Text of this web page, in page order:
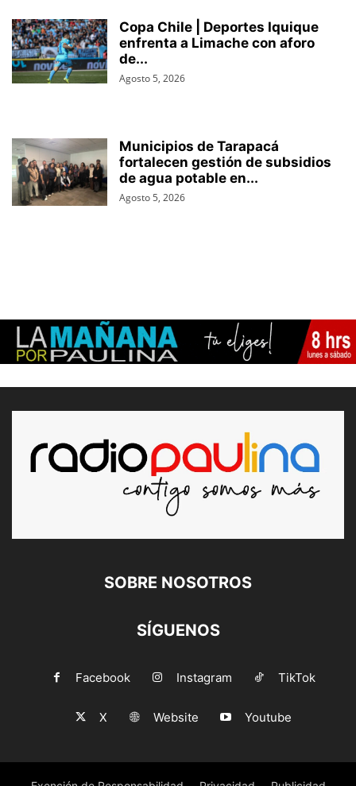
Copa Chile | Deportes Iquique
enfrenta a Limache con aforo
de...
Agosto 5, 2026
Municipios de Tarapacá
fortalecen gestión de subsidios
de agua potable en...
Agosto 5, 2026
SOBRE NOSOTROS
SÍGUENOS
Facebook Instagram TikTok
X Website Youtube